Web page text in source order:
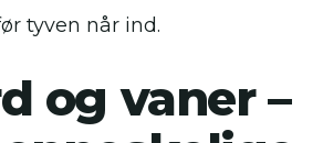
tyven når ind.
og vaner –